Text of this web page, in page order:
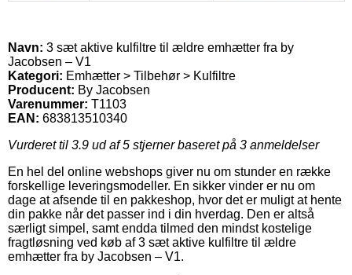
Navn: 3 sæt aktive kulfiltre til ældre emhætter fra by
Jacobsen – V1
Kategori: Emhætter > Tilbehør > Kulfiltre
Producent: By Jacobsen
Varenummer: T1103
EAN: 683813510340
Vurderet til 3.9 ud af 5 stjerner baseret på 3 anmeldelser
En hel del online webshops giver nu om stunder en række
forskellige leveringsmodeller. En sikker vinder er nu om
dage at afsende til en pakkeshop, hvor det er muligt at hente
din pakke når det passer ind i din hverdag. Den er altså
særligt simpel, samt endda tilmed den mindst kostelige
fragtløsning ved køb af 3 sæt aktive kulfiltre til ældre
emhætter fra by Jacobsen – V1.